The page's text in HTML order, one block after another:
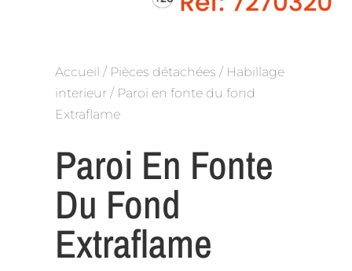
Accueil / Pièces détachées / Habillage
interieur / Paroi en fonte du fond
Extraflame
Paroi En Fonte
Du Fond
Extraflame